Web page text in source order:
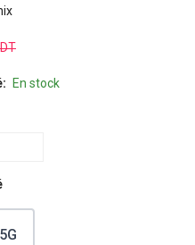
En stock
5G